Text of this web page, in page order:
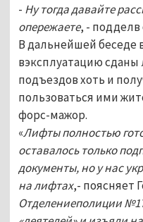
- Ну тогда давайте
опережаете, - подделв
В дальнейшей беседе
вэксплуатацию
подъездов хоть и
пользоваться ими
форс-мажор.
«Лифты полностью
оставалось только
документы, но у нас
на лифтах,- поясняет
Отделениеполиции